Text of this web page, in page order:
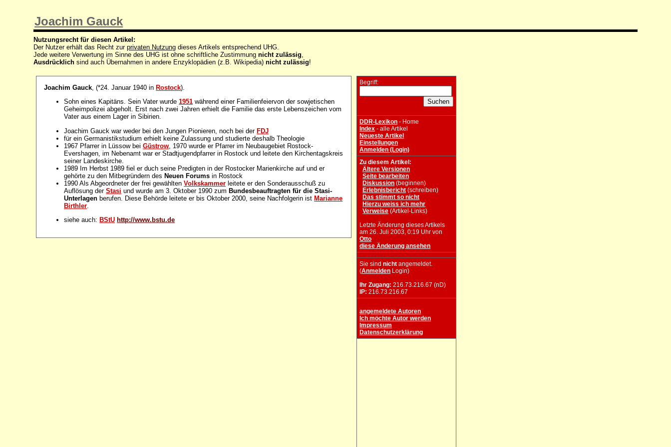
Joachim Gauck
Nutzungsrecht für diesen Artikel:
Der Nutzer erhält das Recht zurprivaten Nutzung dieses Artikels entsprechend UHG.
Jede weitere Verwertung im Sinne des UHG ist ohne schriftliche Zustimmungnicht zulässig
Ausdrücklich sind auch Übernahmen in andere Enzyklopädien (z.B. Wikipedia)nicht zulässig!
Joachim Gauck , (*24. Januar 1940 in Rostock).
Sohn eines Kapitäns. Sein Vater wurde1951 während einer Familienfeiervon der sowjetischen
Geheimpolizei abgeholt. Erst nach zwei Jahren erhielt die Familie das erste Lebenszeichen vom
Vater aus einem Lager in Sibirien.
Joachim Gauck war weder bei den Jungen Pionieren, noch bei derFDJ
für ein Germanistikstudium erhielt keine Zulassung und studierte deshalb Theologie
1967 Pfarrer in Lüssow beiGüstrow , 1970 wurde er Pfarrer im Neubaugebiet Rostock-
Evershagen, im Nebenamt war er Stadtjugendpfarrer in Rostock und leitete den Kirchentagskreis
seiner Landeskirche.
1989 Im Herbst 1989 fiel er duch seine Predigten in der Rostocker Marienkirche auf und er
gehörte zu den Mitbegründern desNeuen Forums in Rostock
1990 Als Abgeordneter der frei gewähltenVolkskammer leitete er den Sonderausschuß zu
Auflösung derStasi und wurde am 3. Oktober 1990 zumBundesbeauftragten für die Stasi-
Unterlagen berufen. Diese Behörde leitete er bis Oktober 2000, seine Nachfolgerin istMarianne
Birthler
siehe auch: BStU http://www.bstu.de
Begriff:
DDR-Lexikon - Home
Index - alle Artikel
Neueste Artikel
Einstellungen
Anmelden (Login)
Zu diesem Artikel:
Ältere Versionen
Seite bearbeiten
Diskussion (beginnen)
Erlebnisbericht (schreiben)
Das stimmt so nicht
Hierzu weiss ich mehr
Verweise (Artikel-Links)
Letzte Änderung dieses Artikels
am 26. Juli 2003, 0:19 Uhr von
Otto
diese Änderung ansehen
Sie sindnicht angemeldet.
(Anmelden Login)
Ihr Zugang: 216.73.216.67 (nD)
IP: 216.73.216.67
angemeldete Autoren
Ich möchte Autor werden
Impressum
Datenschutzerklärung